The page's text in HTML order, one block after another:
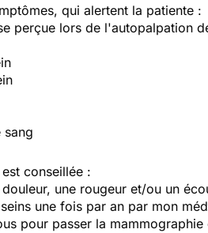
qui alertent la patiente :
perçue lors de l'autopalpation
sang
conseillée :
une rougeur et/ou un
une fois par an par mon
pour passer la